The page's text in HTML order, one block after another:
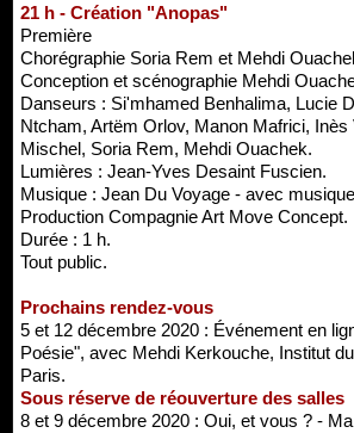
21 h - Création "Anopas"
Première
Chorégraphie Soria Rem et Mehdi
Conception et scénographie Mehdi
Danseurs : Si'mhamed Benhalima, Lucie
Ntcham, Artëm Orlov, Manon Mafrici, Inès
Mischel, Soria Rem, Mehdi Ouachek.
Lumières : Jean-Yves Desaint Fuscien.
Musique : Jean Du Voyage - avec
Production Compagnie Art Move Concept.
Durée : 1 h.
Tout public.
Prochains rendez-vous
5 et 12 décembre 2020 : Événement en
Poésie", avec Mehdi Kerkouche, Institut
Paris.
Sous réserve de réouverture des salles
8 et 9 décembre 2020 : Oui, et vous ? -